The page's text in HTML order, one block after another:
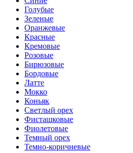
Голубые
Зеленые
Оранжевые
Красные
Кремовые
Розовые
Бирюзовые
Бордовые
Латте
Мокко
Коньяк
Светлый орех
Фисташковые
Фиолетовые
Темный орех
Темно-коричневые